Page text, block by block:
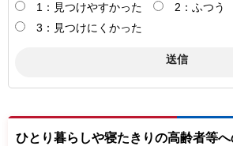
1：見つけやすかった
2：ふつう
3：見つけにくかった
ひとり暮らしや寝たきりの高齢者等